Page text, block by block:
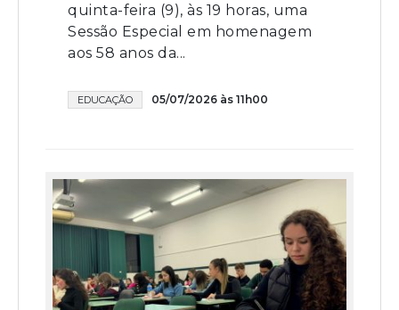
quinta-feira (9), às 19 horas, uma
Sessão Especial em homenagem
aos 58 anos da...
EDUCAÇÃO 05/07/2026 às 11h00